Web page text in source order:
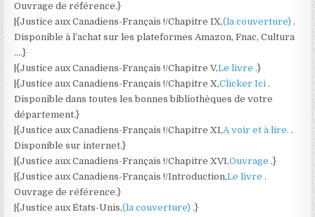
Ouvrage de référence.}
|{Justice aux Canadiens-Français !/Chapitre IX,(la couverture).
Disponible à l’achat sur les plateformes Amazon, Fnac, Cultura
….}
|{Justice aux Canadiens-Français !/Chapitre V,Le livre.}
|{Justice aux Canadiens-Français !/Chapitre X,Clicker Ici.
Disponible dans toutes les bonnes bibliothèques de votre
département.}
|{Justice aux Canadiens-Français !/Chapitre XI,A voir et à lire..
Disponible sur internet.}
|{Justice aux Canadiens-Français !/Chapitre XVI,Ouvrage.}
|{Justice aux Canadiens-Français !/Introduction,Le livre.
Ouvrage de référence.}
|{Justice aux États-Unis,(la couverture).}